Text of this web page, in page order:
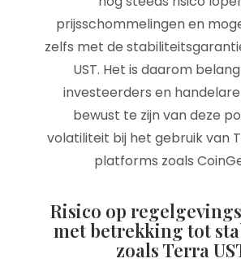
prijsschommelingen en
zelfs met de
UST. Het is daarom
investeerders en
bewust te zijn van deze
volatiliteit bij het gebruik van
platforms zoals
Risico op
met betrekking tot
zoals Terra